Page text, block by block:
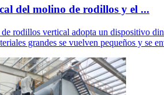
del molino de rodillos y el ...
rodillos vertical adopta un dispositivo
grandes se vuelven pequeños y se